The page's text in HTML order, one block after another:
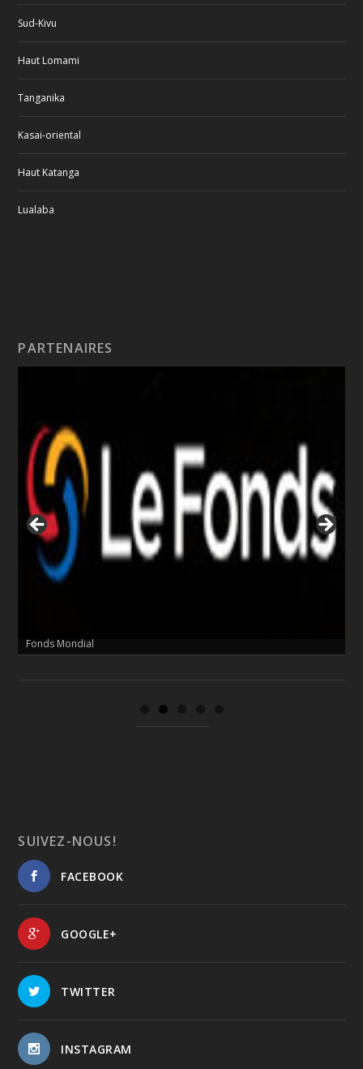
Sud-Kivu
Haut Lomami
Tanganika
Kasai-oriental
Haut Katanga
Lualaba
PARTENAIRES
Fonds Mondial
SUIVEZ-NOUS!
FACEBOOK
GOOGLE+
TWITTER
INSTAGRAM